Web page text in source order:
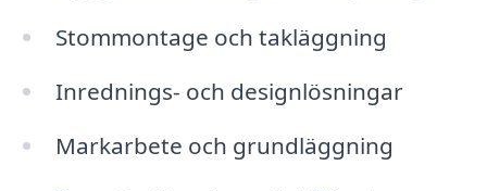
Stommontage och takläggning
Inrednings- och designlösningar
Markarbete och grundläggning